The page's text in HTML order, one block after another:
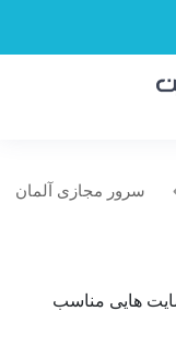
سرور مجازی آلمان